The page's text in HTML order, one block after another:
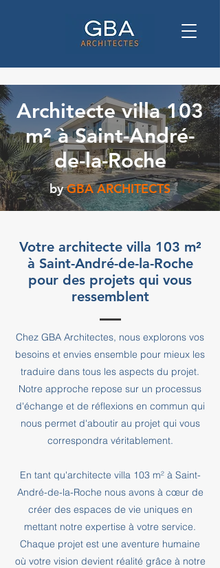
Architecte villa 103
m² à Saint-André-
de-la-Roche
by GBA ARCHITECTS
Votre architecte villa 103 m²
à Saint-André-de-la-Roche
pour des projets qui vous
ressemblent
Chez GBA Architectes, nous explorons vos
besoins et envies ensemble pour mieux les
traduire dans tous les aspects du projet.
Notre approche repose sur un processus
d'échange et de réflexions en commun qui
nous permet d'aboutir au projet qui vous
correspondra véritablement.
En tant qu'architecte villa 103 m² à Saint-
André-de-la-Roche nous avons à cœur de
créer des espaces de vie uniques en
mettant notre expertise à votre service.
Chaque projet est une aventure humaine
où votre vision devient réalité grâce à notre